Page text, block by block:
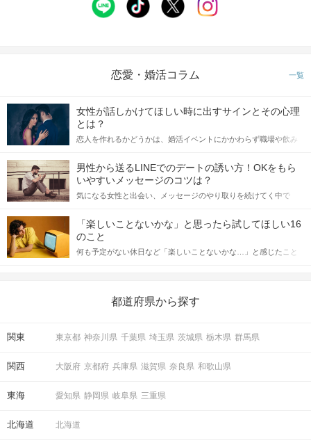
STEP4 アピールタイム
恋愛・婚活コラム 一覧
女性が話しかけてほしい時に出すサインとその心理
とは？
恋人を作れるかどうかは、婚活イベントにかかわらず職場や飲み
てアプローチできるかにも左右されます。 これから恋人作りを本
格的に始めようとしている方は、女性が異性を求めて出すサイン
をしっかりと理解し、正しい行動に移せるかどうかが重要。 この
記事では、女性が話しかけて欲しい時に出すサインとその心理を
合にどのような行動に繋げるべきかをご紹介していきます。
男性から送るLINEでのデートの誘い方！OKをもら
いやすいメッセージのコツは？
気になる女性と出会い、メッセージのやり取りを続けてく中で
しかし、中には「どう誘ったらいいの？」とお困りの男性もいら
っしゃるのではないでしょうか。 そこで今回は、男性から女性へ
送るLINEでのデートの誘い方のコツをご紹介します。例文も混じ
えながら解説するので、ぜひ参考にしてください。
「楽しいことないかな」と思ったら試してほしい16
のこと
何も予定がない休日など「楽しいことないかな…」と感じたこと
の楽しいことアイデアを集めました♪ いままさに楽しいことを探し
都道府県から探す
関東 東京都 神奈川県 千葉県 埼玉県 茨城県 栃木県 群馬県
関西 大阪府 京都府 兵庫県 滋賀県 奈良県 和歌山県
東海 愛知県 静岡県 岐阜県 三重県
北海道 北海道